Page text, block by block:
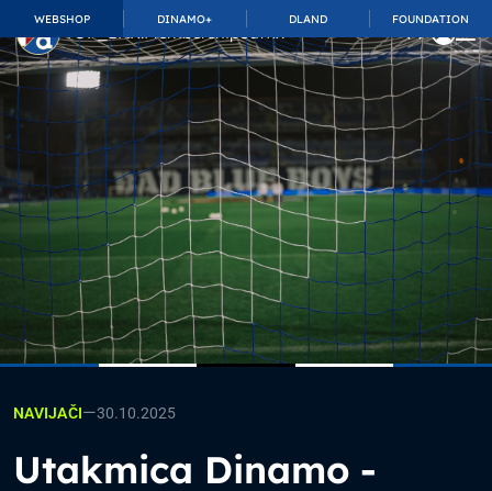
WEBSHOP DINAMO+ DLAND FOUNDATION
TOP_BAR.MembershipSuffix
NAVIJAČI—30.10.2025
Utakmica Dinamo -